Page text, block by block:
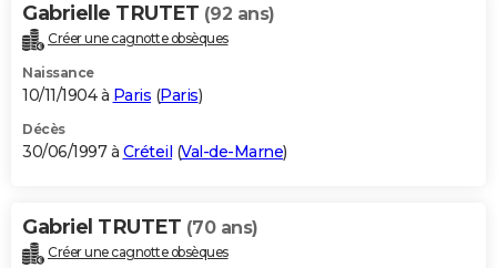
Gabrielle TRUTET (92 ans)
Créer une cagnotte obsèques
Naissance
10/11/1904 à Paris (Paris)
Décès
30/06/1997 à Créteil (Val-de-Marne)
Gabriel TRUTET (70 ans)
Créer une cagnotte obsèques